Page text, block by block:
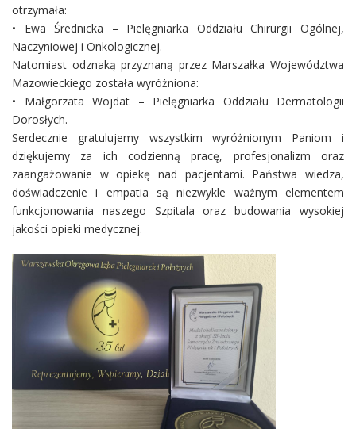
otrzymała:
• Ewa Średnicka – Pielęgniarka Oddziału Chirurgii Ogólnej,
Naczyniowej i Onkologicznej.
Natomiast odznaką przyznaną przez Marszałka Województwa
Mazowieckiego została wyróżniona:
• Małgorzata Wojdat – Pielęgniarka Oddziału Dermatologii
Dorosłych.
Serdecznie gratulujemy wszystkim wyróżnionym Paniom i
dziękujemy za ich codzienną pracę, profesjonalizm oraz
zaangażowanie w opiekę nad pacjentami. Państwa wiedza,
doświadczenie i empatia są niezwykle ważnym elementem
funkcjonowania naszego Szpitala oraz budowania wysokiej
jakości opieki medycznej.